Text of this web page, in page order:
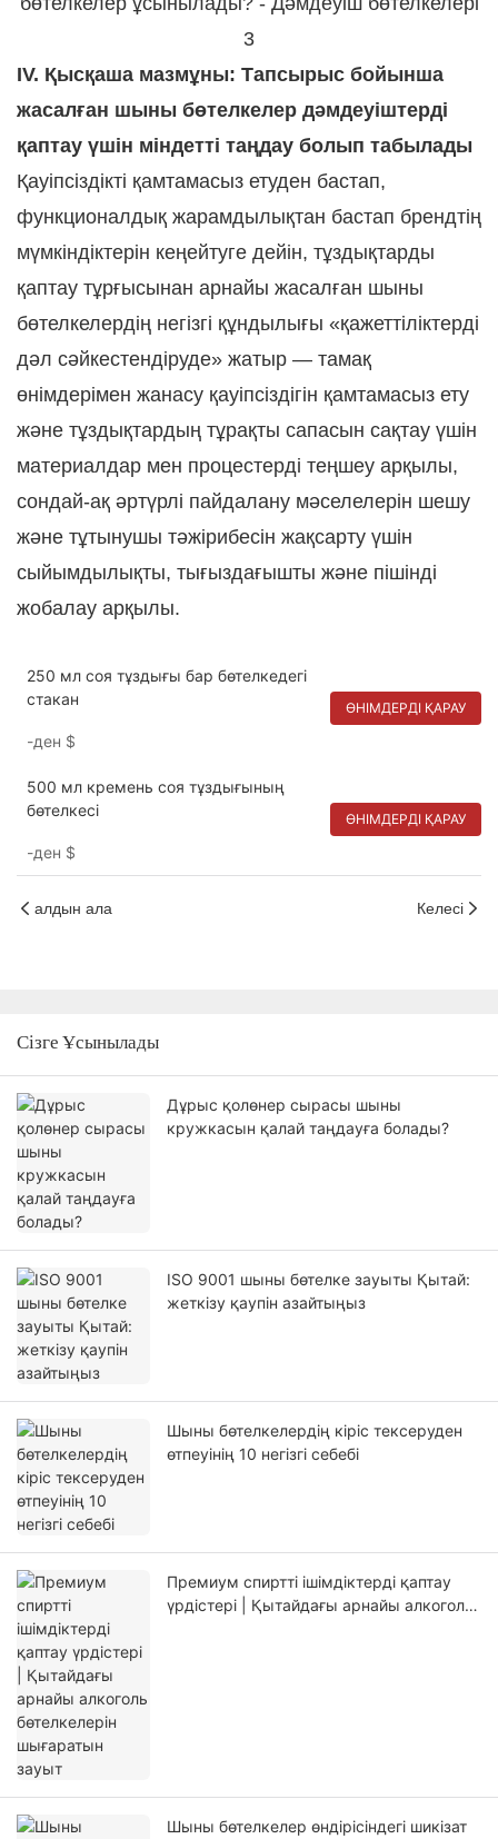
IV. Қысқаша мазмұны: Тапсырыс бойынша
жасалған шыны бөтелкелер дәмдеуіштерді
қаптау үшін міндетті таңдау болып табылады
Қауіпсіздікті қамтамасыз етуден бастап,
функционалдық жарамдылықтан бастап брендтің
мүмкіндіктерін кеңейтуге дейін, тұздықтарды
қаптау тұрғысынан арнайы жасалған шыны
бөтелкелердің негізгі құндылығы «қажеттіліктерді
дәл сәйкестендіруде» жатыр — тамақ
өнімдерімен жанасу қауіпсіздігін қамтамасыз ету
және тұздықтардың тұрақты сапасын сақтау үшін
материалдар мен процестерді теңшеу арқылы,
сондай-ақ әртүрлі пайдалану мәселелерін шешу
және тұтынушы тәжірибесін жақсарту үшін
сыйымдылықты, тығыздағышты және пішінді
жобалау арқылы.
250 мл соя тұздығы бар бөтелкедегі
стакан
-ден $
ӨНІМДЕРДІ ҚАРАУ
500 мл кремень соя тұздығының
бөтелкесі
-ден $
ӨНІМДЕРДІ ҚАРАУ
алдын ала Келесі
Сізге Ұсынылады
Дұрыс қолөнер сырасы шыны
кружкасын қалай таңдауға болады?
ISO 9001 шыны бөтелке зауыты Қытай:
жеткізу қаупін азайтыңыз
Шыны бөтелкелердің кіріс тексеруден
өтпеуінің 10 негізгі себебі
Премиум спиртті ішімдіктерді қаптау
үрдістері | Қытайдағы арнайы алкоголь
Шыны бөтелкелер өндірісіндегі шикізат